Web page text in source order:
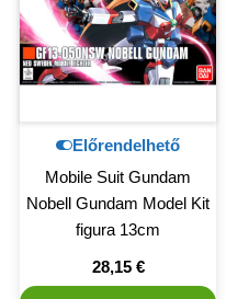
Előrendelhető
Mobile Suit Gundam
Nobell Gundam Model Kit
figura 13cm
28,15 €